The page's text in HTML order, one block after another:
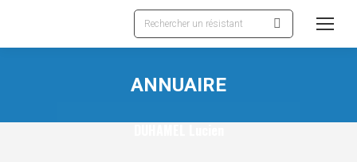
Recherche
:
ANNUAIRE